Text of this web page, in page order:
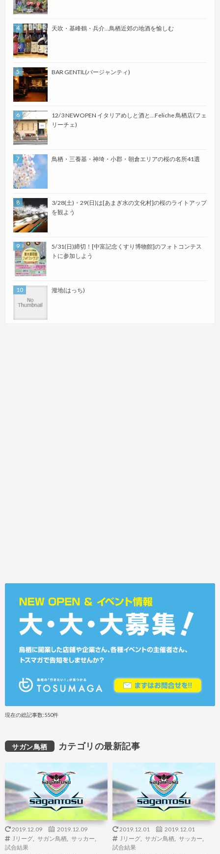
天吹・基峰鶴・兵介…鳥栖近郊の地酒を愉しむ
BAR GENTIL(バージャンティ)
12/3 NEWOPEN イタリアめしと酒と…Feliche 鳥栖店(フェ
リーチェ)
鳥栖・三養基・神埼・小郡・朝倉エリアの桜の名所41選
3/28(土)・29(日)は[あまぎ水の文化村]の桜のライトアップ
を観よう
5/31(日)締切！[中富記念くすり博物館]のフォトコンテス
トに参加しよう
潑地(はっち)
現在の総記事数:550件
サガン鳥栖 カテゴリの最新記事
2019.12.09 2019.12.09
Jリーグ サガン鳥栖 サッカー
試合結果
2019.12.01 2019.12.01
Jリーグ サガン鳥栖 サッカー
試合結果